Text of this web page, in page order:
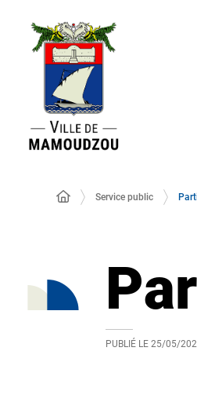
Service public
PUBLIÉ LE 25/05/